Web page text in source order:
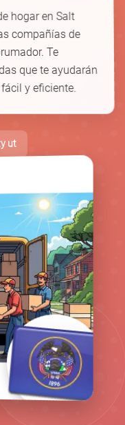
🚚
hogar en Salt
compañías de
Te
que te ayudarán
y eficiente.
ut